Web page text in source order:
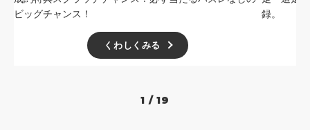
ビッグチャンス！
くわしくみる
録。
1 / 19